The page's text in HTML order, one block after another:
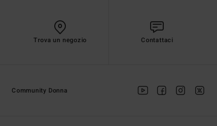
Trova un negozio Contattaci
Community Donna